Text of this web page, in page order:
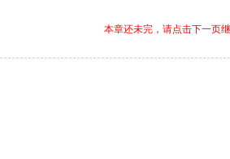
本章还未完，请点击下一页